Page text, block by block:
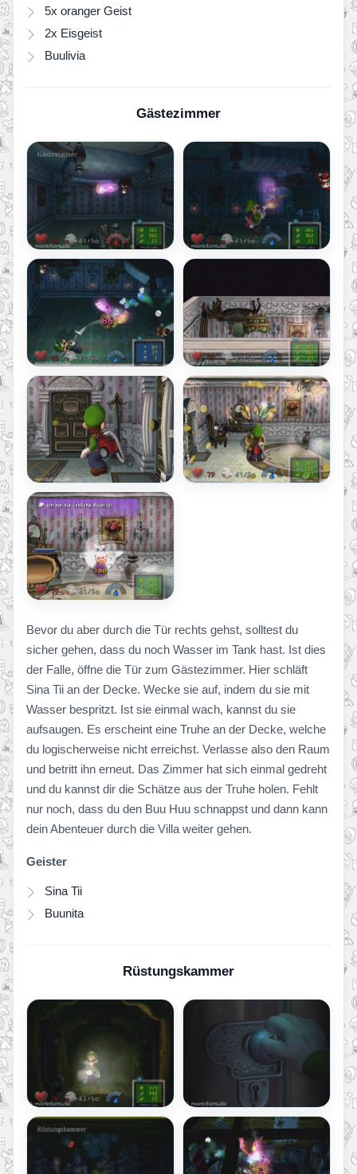
5x oranger Geist
2x Eisgeist
Buulivia
Gästezimmer
Bevor du aber durch die Tür rechts gehst, solltest du
sicher gehen, dass du noch Wasser im Tank hast. Ist dies
der Falle, öffne die Tür zum Gästezimmer. Hier schläft
Sina Tii an der Decke. Wecke sie auf, indem du sie mit
Wasser bespritzt. Ist sie einmal wach, kannst du sie
aufsaugen. Es erscheint eine Truhe an der Decke, welche
du logischerweise nicht erreichst. Verlasse also den Raum
und betritt ihn erneut. Das Zimmer hat sich einmal gedreht
und du kannst dir die Schätze aus der Truhe holen. Fehlt
nur noch, dass du den Buu Huu schnappst und dann kann
dein Abenteuer durch die Villa weiter gehen.
Geister
Sina Tii
Buunita
Rüstungskammer